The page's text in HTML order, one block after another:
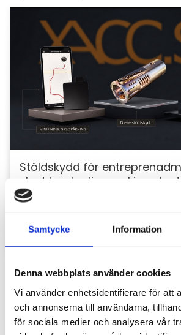
Samtycke Information
Denna webbplats använder cookies
Vi använder enhetsidentifierare för att
och annonserna till användarna,
för sociala medier och analysera vår
Stöldskydd för
skyddar du din maskin och
För entreprenörer är maskinerna
verksamheten. Därför är det viktigt
mot stölder och skador som kan
avbrott....